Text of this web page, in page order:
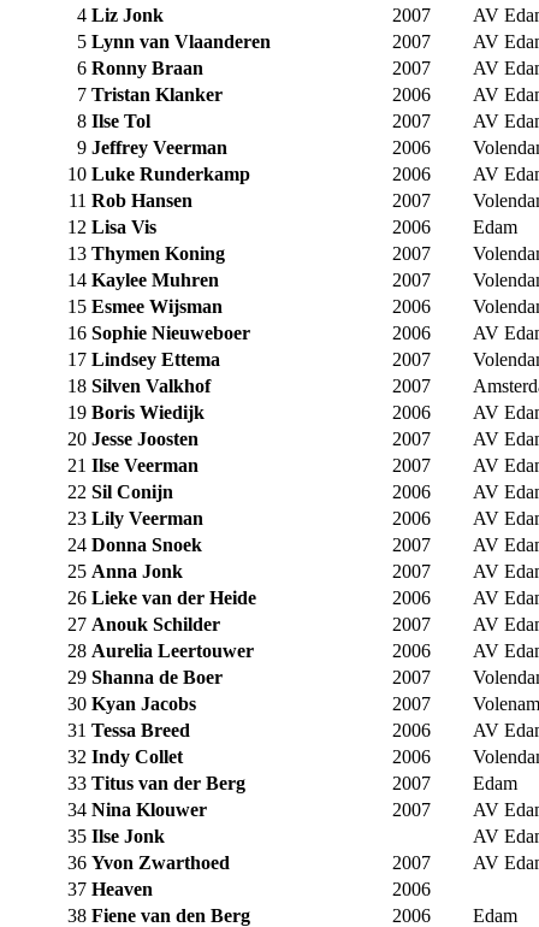
4 Liz Jonk 2007
AV
5 Lynn van Vlaanderen 2007
AV
6 Ronny Braan 2007
AV
7 Tristan Klanker 2006
AV
8 Ilse Tol 2007
AV
9 Jeffrey Veerman 2006
10 Luke Runderkamp 2006
AV
11 Rob Hansen 2007
12 Lisa Vis 2006
Edam
13 Thymen Koning 2007
14 Kaylee Muhren 2007
15 Esmee Wijsman 2006
16 Sophie Nieuweboer 2006
AV
17 Lindsey Ettema 2007
18 Silven Valkhof 2007
19 Boris Wiedijk 2006
AV
20 Jesse Joosten 2007
AV
21 Ilse Veerman 2007
AV
22 Sil Conijn 2006
AV
23 Lily Veerman 2006
AV
24 Donna Snoek 2007
AV
25 Anna Jonk 2007
AV
26 Lieke van der Heide 2006
AV
27 Anouk Schilder 2007
AV
28 Aurelia Leertouwer 2006
AV
29 Shanna de Boer 2007
30 Kyan Jacobs 2007
Volenam
31 Tessa Breed 2006
AV
32 Indy Collet 2006
33 Titus van der Berg 2007
Edam
34 Nina Klouwer 2007
AV
35 Ilse Jonk
AV
36 Yvon Zwarthoed 2007
AV
37 Heaven
2006
38 Fiene van den Berg 2006
Edam